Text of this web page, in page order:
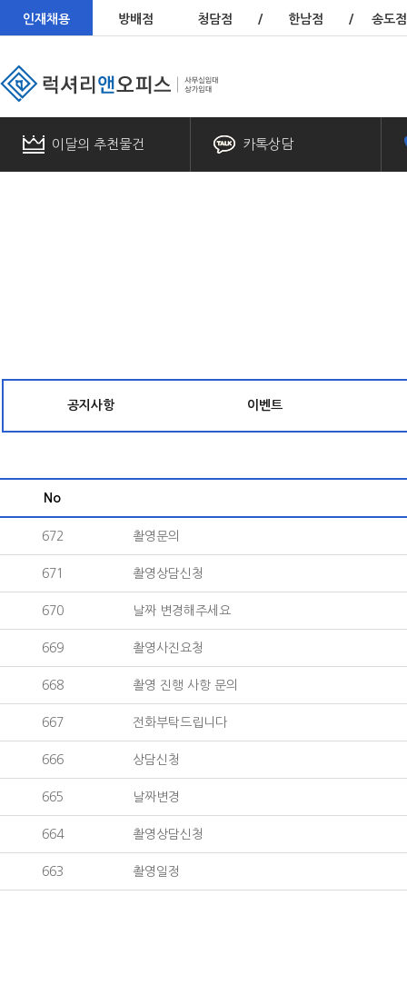
인재채용 방배점 청담점 / 한남점 / 송도점
이달의 추천물건 카톡상담
공지사항 이벤트
No
672 촬영문의
671 촬영상담신청
670 날짜 변경해주세요
669 촬영사진요청
668 촬영 진행 사항 문의
667 전화부탁드립니다
666 상담신청
665 날짜변경
664 촬영상담신청
663 촬영일정